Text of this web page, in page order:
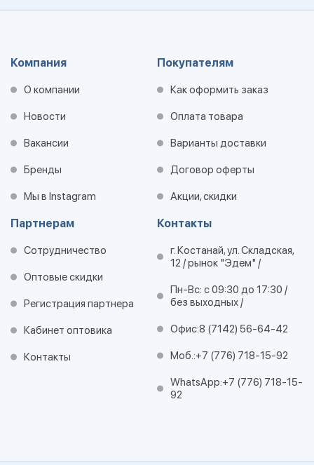
Компания
О компании
Новости
Вакансии
Бренды
Мы в Instagram
Покупателям
Как оформить заказ
Оплата товара
Варианты доставки
Договор оферты
Акции, скидки
Партнерам
Сотрудничество
Оптовые скидки
Регистрация партнера
Кабинет оптовика
Контакты
Контакты
г. Костанай, ул. Складская,
12 / рынок "Эдем" /
Пн-Вс: с 09:30 до 17:30 /
без выходных /
Офис:8 (7142) 56-64-42
Моб.:+7 (776) 718-15-92
WhatsApp:+7 (776) 718-15-
92